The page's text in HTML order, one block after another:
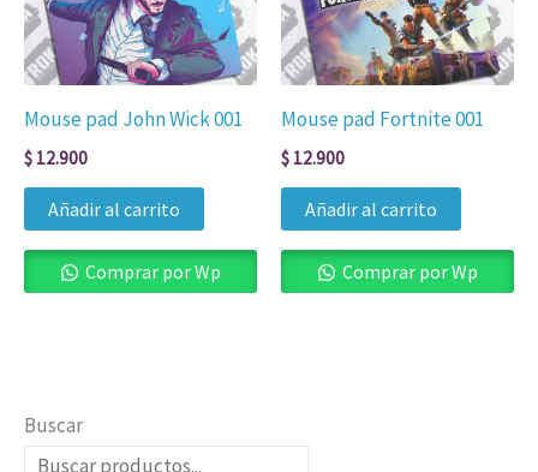
Buscar
Mouse pad John Wick 001
$ 12.900
Añadir al carrito
Comprar por Wp
Mouse pad Fortnite 001
$ 12.900
Añadir al carrito
Comprar por Wp